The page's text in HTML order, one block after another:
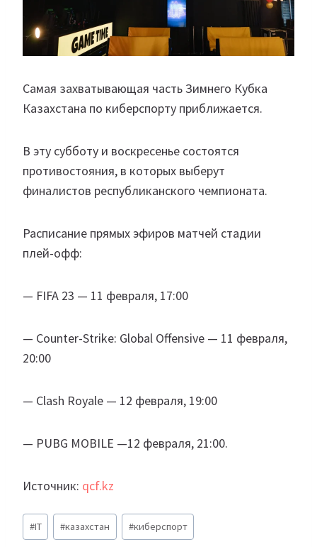
Самая захватывающая часть Зимнего Кубка
Казахстана по киберспорту приближается.
В эту субботу и воскресенье состоятся
противостояния, в которых выберут
финалистов республиканского чемпионата.
Расписание прямых эфиров матчей стадии
плей-офф:
— FIFA 23 — 11 февраля, 17:00
— Counter-Strike: Global Offensive — 11 февраля,
20:00
— Clash Royale — 12 февраля, 19:00
— PUBG MOBILE —12 февраля, 21:00.
Источник: qcf.kz
Метки
записи:
#IT #казахстан #киберспорт